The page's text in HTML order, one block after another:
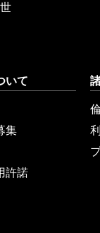
いて
集
許諾